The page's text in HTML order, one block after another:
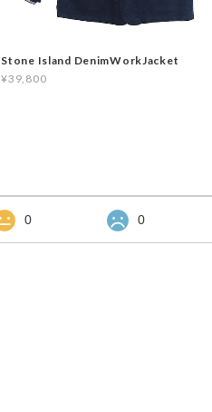
Stone Island DenimWorkJacket
¥39,800
0 0